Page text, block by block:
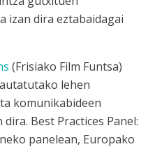
izan dira eztabaidagai
(Frisiako Film Funtsa)
lehen
komunikabideen
dira. Best Practices Panel:
panelean, Europako